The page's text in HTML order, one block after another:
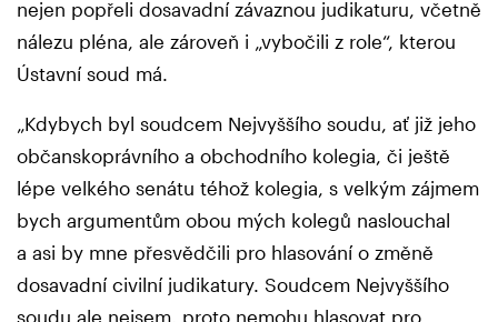
nejen popřeli dosavadní závaznou judikaturu, včetně
nálezu pléna, ale zároveň i „vybočili z role“, kterou
Ústavní soud má.
„Kdybych byl soudcem Nejvyššího soudu, ať již jeho
občanskoprávního a obchodního kolegia, či ještě
lépe velkého senátu téhož kolegia, s velkým zájmem
bych argumentům obou mých kolegů naslouchal
a asi by mne přesvědčili pro hlasování o změně
dosavadní civilní judikatury. Soudcem Nejvyššího
soudu ale nejsem, proto nemohu hlasovat pro